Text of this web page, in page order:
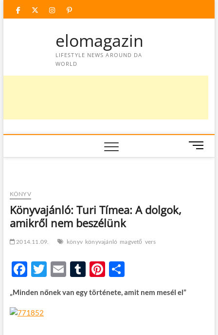
facebooktwitter
instagram
googleplus
pinterest
elomagazin
LIFESTYLE NEWS AROUND DA
WORLD
M
e
KÖNYV
Könyvajánló: Turi Tímea: A dolgok,
amikről nem beszélünk
2014.11.09. könyv könyvajánló magvető vers
F
ac
e
b
T
w
itt
E
ail
T
u
m
Pi
nt
er
O
ss
za
„Minden nőnek van egy története, amit nem mesél el”